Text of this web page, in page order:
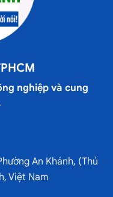
nghiệp và cung
An Khánh, (Thủ
Việt Nam